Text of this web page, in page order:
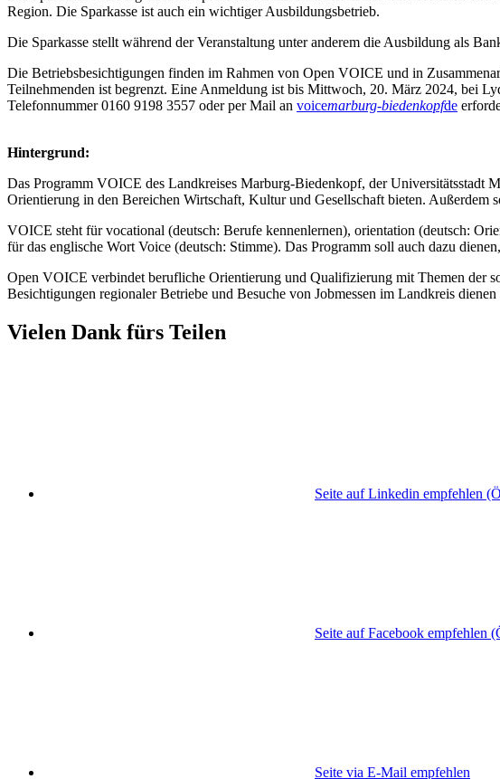
Region. Die Sparkasse ist auch ein wichtiger Ausbildungsbetrieb.
Die Sparkasse stellt während der Veranstaltung unter anderem die Ausbildung als
Die Betriebsbesichtigungen finden im Rahmen von Open VOICE und in
Teilnehmenden ist begrenzt. Eine Anmeldung ist bis Mittwoch, 20. März 2024, bei
Telefonnummer 0160 9198 3557 oder per Mail an voicemarburg-biedenkopfde
Hintergrund:
Das Programm VOICE des Landkreises Marburg-Biedenkopf, der Universitätsstadt
Orientierung in den Bereichen Wirtschaft, Kultur und Gesellschaft bieten. Außerdem
VOICE steht für vocational (deutsch: Berufe kennenlernen), orientation (deutsch:
für das englische Wort Voice (deutsch: Stimme). Das Programm soll auch dazu
Open VOICE verbindet berufliche Orientierung und Qualifizierung mit Themen der
Besichtigungen regionaler Betriebe und Besuche von Jobmessen im Landkreis dienen
Vielen Dank fürs Teilen
Seite auf Linkedin empfehlen
Seite auf Facebook empfehlen
Seite via E-Mail empfehlen